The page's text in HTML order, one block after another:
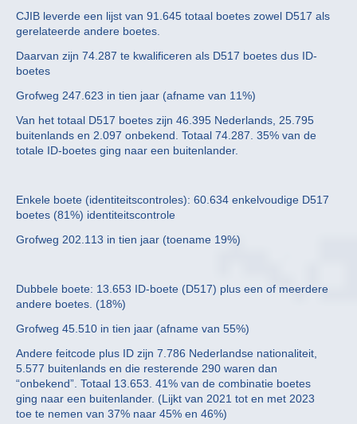
CJIB leverde een lijst van 91.645 totaal boetes zowel D517 als
gerelateerde andere boetes.
Daarvan zijn 74.287 te kwalificeren als D517 boetes dus ID-
boetes
Grofweg 247.623 in tien jaar (afname van 11%)
Van het totaal D517 boetes zijn 46.395 Nederlands, 25.795
buitenlands en 2.097 onbekend. Totaal 74.287. 35% van de
totale ID-boetes ging naar een buitenlander.
Enkele boete (identiteitscontroles): 60.634 enkelvoudige D517
boetes (81%) identiteitscontrole
Grofweg 202.113 in tien jaar (toename 19%)
Dubbele boete: 13.653 ID-boete (D517) plus een of meerdere
andere boetes. (18%)
Grofweg 45.510 in tien jaar (afname van 55%)
Andere feitcode plus ID zijn 7.786 Nederlandse nationaliteit,
5.577 buitenlands en die resterende 290 waren dan
“onbekend”. Totaal 13.653. 41% van de combinatie boetes
ging naar een buitenlander. (Lijkt van 2021 tot en met 2023
toe te nemen van 37% naar 45% en 46%)